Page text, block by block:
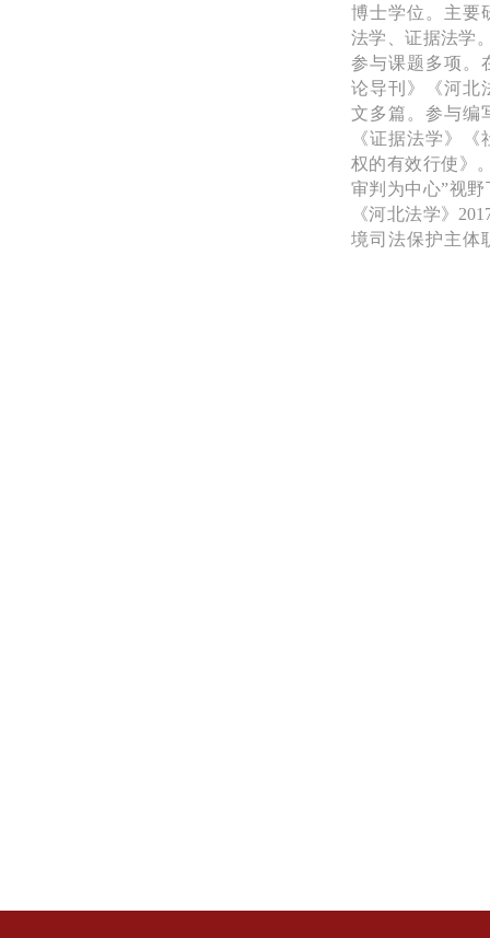
博士学位。主要
法学、证据法学
参与课题多项。
论导刊》《河北
文多篇。参与编
《证据法学》
权的有效行使》
审判为中心”视
《河北法学》
境司法保护主体